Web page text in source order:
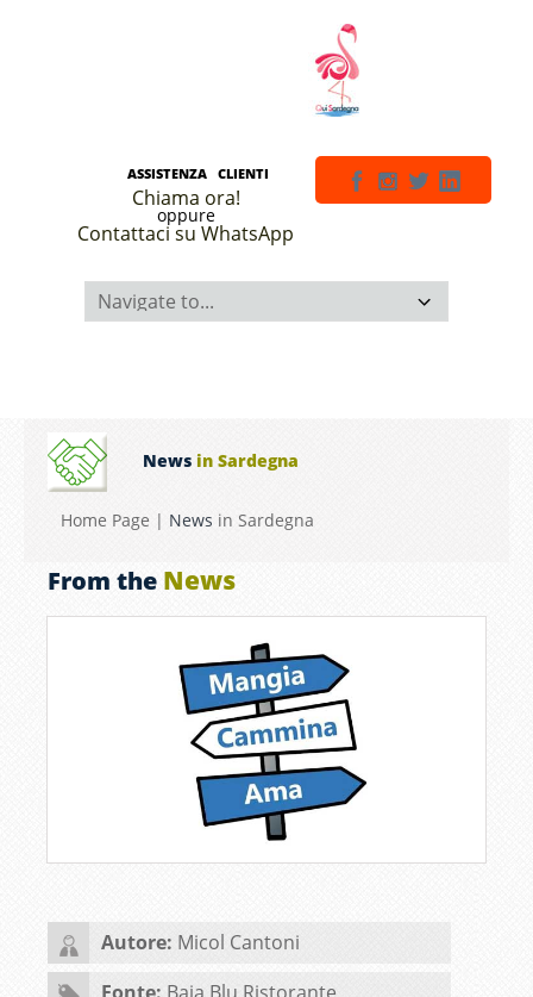
ASSISTENZA CLIENTI
Chiama ora!
oppure
Contattaci su WhatsApp
News in Sardegna
Home Page | News in Sardegna
From the News
Autore: Micol Cantoni